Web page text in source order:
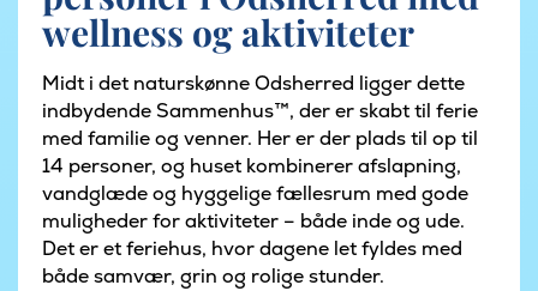
wellness og aktiviteter
Midt i det naturskønne Odsherred ligger dette
indbydende Sammenhus™, der er skabt til ferie
med familie og venner. Her er der plads til op til
14 personer, og huset kombinerer afslapning,
vandglæde og hyggelige fællesrum med gode
muligheder for aktiviteter – både inde og ude.
Det er et feriehus, hvor dagene let fyldes med
både samvær, grin og rolige stunder.